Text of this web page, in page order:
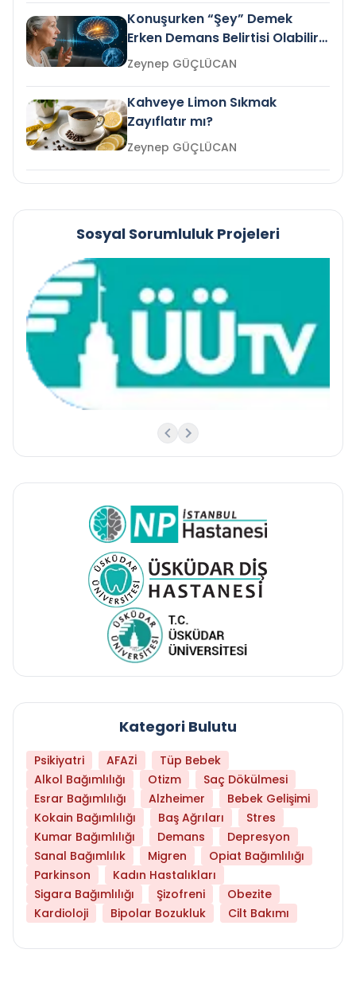
Konuşurken “Şey” Demek
Erken Demans Belirtisi Olabilir
mi?
Zeynep GÜÇLÜCAN
Kahveye Limon Sıkmak
Zayıflatır mı?
Zeynep GÜÇLÜCAN
Sosyal Sorumluluk Projeleri
Kategori Bulutu
Psikiyatri AFAZİ
Tüp Bebek
Alkol Bağımlılığı
Otizm
Saç Dökülmesi
Esrar Bağımlılığı
Alzheimer
Bebek Gelişimi
Kokain Bağımlılığı
Baş Ağrıları
Stres
Kumar Bağımlılığı
Demans
Depresyon
Sanal Bağımlılık
Migren
Opiat Bağımlılığı
Parkinson
Kadın Hastalıkları
Sigara Bağımlılığı
Şizofreni
Obezite
Kardioloji
Bipolar Bozukluk Cilt Bakımı